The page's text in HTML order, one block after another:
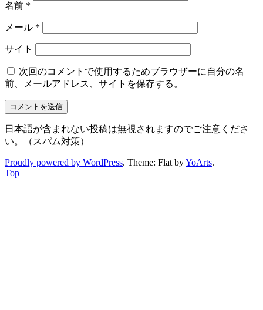
名前 *
メール *
サイト
次回のコメントで使用するためブラウザーに自分の名
前、メールアドレス、サイトを保存する。
日本語が含まれない投稿は無視されますのでご注意くださ
い。（スパム対策）
Proudly powered by WordPress. Theme: Flat byYoArts.
Top